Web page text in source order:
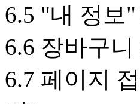
6.5 "내 정보
6.6 장바구
6.7 페이지